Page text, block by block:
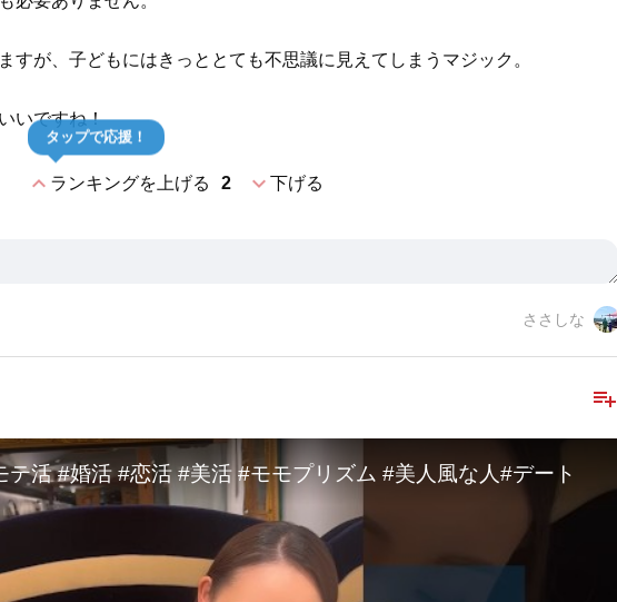
すが、子どもにはきっととても不思議に見えてしまうマジック。
いですね！
expand_lessランキングを上げる 2
タップで応援！
expand_more下げる
ささしな
playlist_add
活 #婚活 #恋活 #美活 #モモプリズム #美人風な人#デート